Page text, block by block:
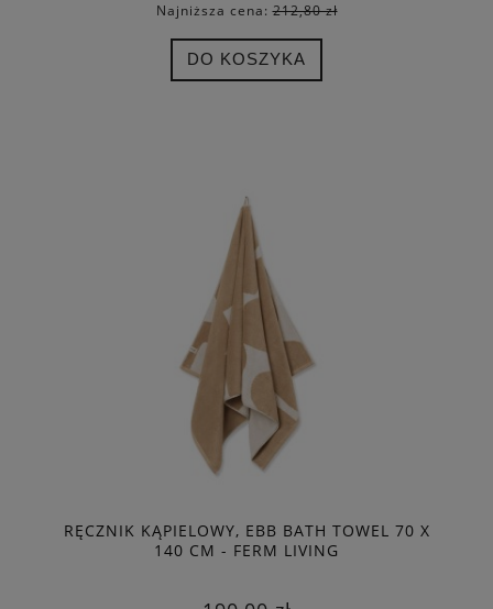
Najniższa cena:212,80 zł
DO KOSZYKA
RĘCZNIK KĄPIELOWY, EBB BATH TOWEL 70 X
140 CM - FERM LIVING